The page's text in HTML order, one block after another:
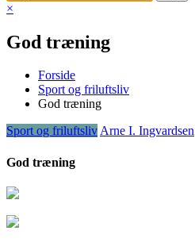
×
God træning
Forside
Sport og friluftsliv
God træning
Sport og friluftslivArne I. Ingvardsen
God træning